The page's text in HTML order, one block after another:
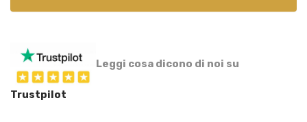
Leggi cosa dicono di noi su
Trustpilot